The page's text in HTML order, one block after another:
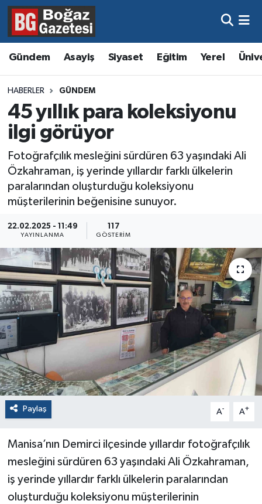
Gündem Asayiş Siyaset Eğitim Yerel
HABERLER GÜNDEM
45 yıllık para koleksiyonu
ilgi görüyor
Fotoğrafçılık mesleğini sürdüren 63 yaşındaki Ali
Özkahraman, iş yerinde yıllardır farklı ülkelerin
paralarından oluşturduğu koleksiyonu
müşterilerinin beğenisine sunuyor.
22.02.2025 - 11:49
YAYINLANMA
117
GÖSTERIM
Paylaş A- A+
Manisa’nın Demirci ilçesinde yıllardır fotoğrafçılık
mesleğini sürdüren 63 yaşındaki Ali Özkahraman,
iş yerinde yıllardır farklı ülkelerin paralarından
oluşturduğu koleksiyonu müşterilerinin
Asayiş
Eğitim
Ekonomi
Gündem
Kültür ve Sanat
Resmi İlanlar
Sağlık
Hava Durumu
Trafik Durumu
Süper Lig Puan Durumu ve Fikstür
Tüm Manşetler
Son Dakika Haberleri